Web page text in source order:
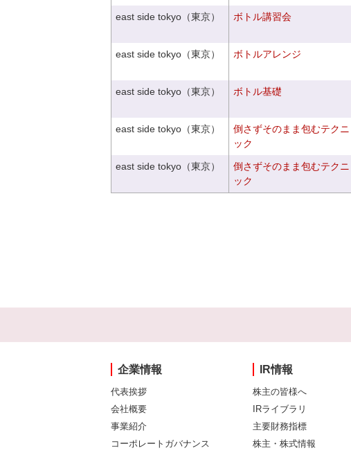
east side tokyo（東京） ボトル講習会
east side tokyo（東京） ボトルアレンジ
east side tokyo（東京） ボトル基礎
east side tokyo（東京）
倒さずそのまま包むテクニ
ック
east side tokyo（東京）
倒さずそのまま包むテクニ
ック
企業情報
代表挨拶
会社概要
事業紹介
コーポレートガバナンス
IR情報
株主の皆様へ
IRライブラリ
主要財務指標
株主・株式情報